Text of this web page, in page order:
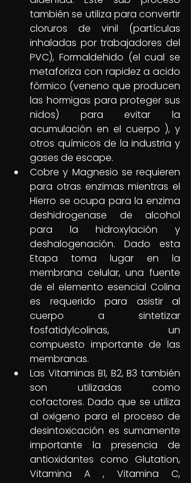
también se utiliza para convertir
cloruros de vinil (partículas
inhaladas por trabajadores del
PVC), Formaldehido (el cual se
metaforiza con rapidez a acido
fórmico (veneno que producen
las hormigas para proteger sus
nidos) para evitar la
acumulación en el cuerpo ), y
otros químicos de la industria y
gases de escape.
Cobre y Magnesio se requieren
para otras enzimas mientras el
Hierro se ocupa para la enzima
deshidrogenase de alcohol
para la hidroxylación y
deshalogenación. Dado esta
Etapa toma lugar en la
membrana celular, una fuente
de el elemento esencial Colina
es requerido para asistir al
cuerpo a sintetizar
fosfatidylcolinas, un
compuesto importante de las
membranas.
Las Vitaminas B1, B2, B3 también
son utilizadas como
cofactores. Dado que se utiliza
al oxigeno para el proceso de
desintoxicación es sumamente
importante la presencia de
antioxidantes como Glutation,
Vitamina A , Vitamina C,